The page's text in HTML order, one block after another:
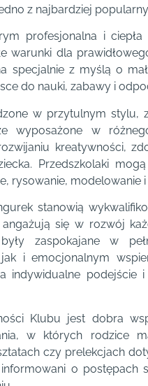
z najbardziej
profesjonalna i
warunki dla
specjalnie z myślą o
do nauki, zabawy i
w przytulnym stylu,
wyposażone w
kreatywności,
Przedszkolaki
rysowanie, modelowanie i
stanowią
się w rozwój
zaspokajane w
i emocjonalnym
indywidualne podejście
Klubu jest dobra
w których rodzice
czy prelekcjach
o postępach